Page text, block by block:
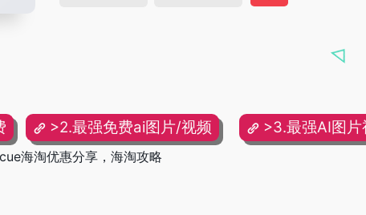
>2.最强免费ai图片/视频 >3.最强AI图
海淘优惠分享，海淘攻略